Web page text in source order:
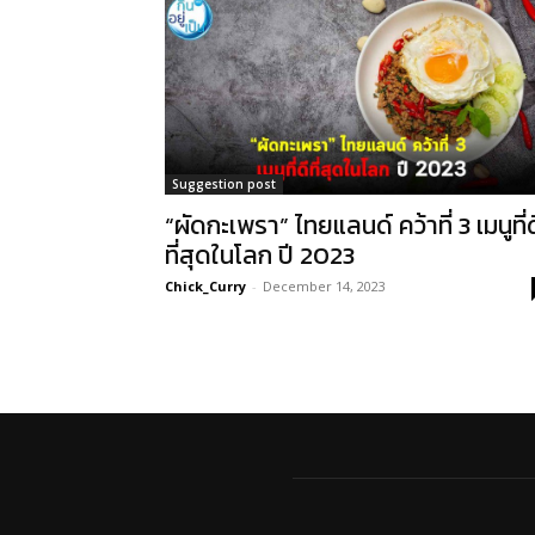
Suggestion post
“ผัดกะเพรา” ไทยแลนด์ คว้าที่ 3 เมนู
ที่สุดในโลก ปี 2023
Chick_Curry - December 14, 2023